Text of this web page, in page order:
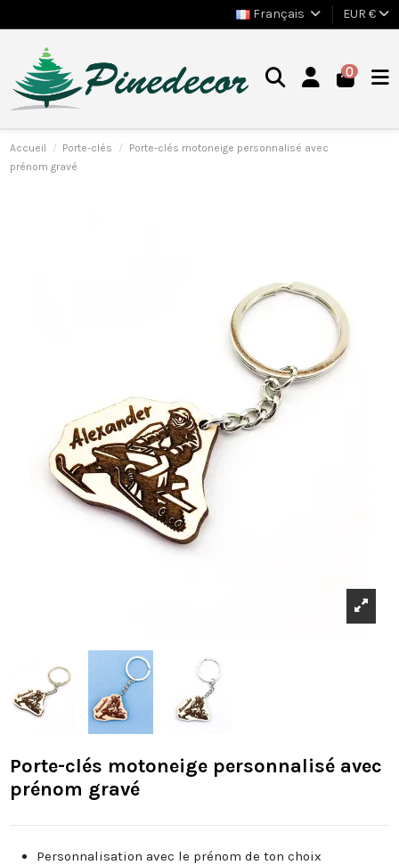
Français EUR €
0
Accueil Porte-clés
Porte-clés motoneige personnalisé avec
prénom gravé
Porte-clés motoneige personnalisé avec
prénom gravé
Personnalisation avec le prénom de ton choix